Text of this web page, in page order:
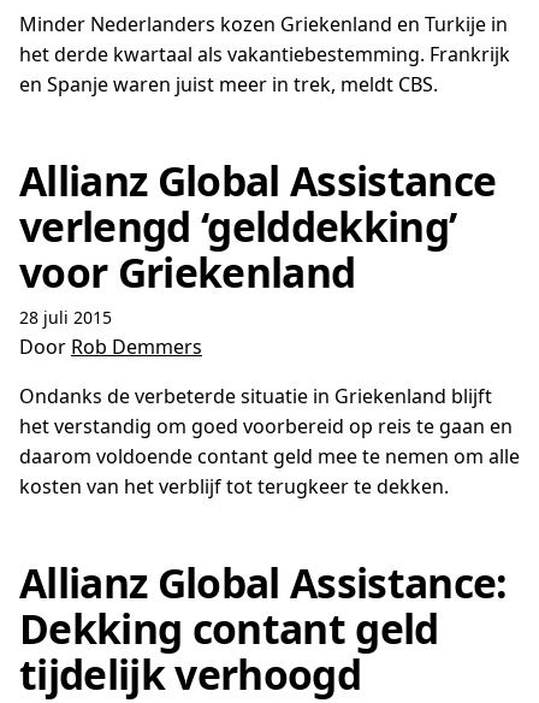
Minder Nederlanders kozen Griekenland en Turkije in
het derde kwartaal als vakantiebestemming. Frankrijk
en Spanje waren juist meer in trek, meldt CBS.
Allianz Global Assistance
verlengd ‘gelddekking’
voor Griekenland
28 juli 2015
Door Rob Demmers
Ondanks de verbeterde situatie in Griekenland blijft
het verstandig om goed voorbereid op reis te gaan en
daarom voldoende contant geld mee te nemen om alle
kosten van het verblijf tot terugkeer te dekken.
Allianz Global Assistance:
Dekking contant geld
tijdelijk verhoogd